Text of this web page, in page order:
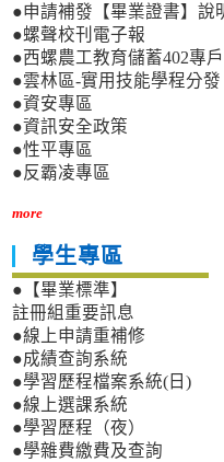
●申請補發【畢業證書】說
●螺聲校刊電子報
●西螺農工教育儲蓄402專戶
●雲林區-實用技能學程分發
●資安專區
●資訊安全政策
●性平專區
●反霸凌專區
more
學生專區
●【畢業標準】
註冊組重要訊息
●線上申請重補修
●成績查詢系統
●學習歷程檔案系統(日)
●線上選課系統
●學習歷程（夜）
●學雜費繳費及查詢